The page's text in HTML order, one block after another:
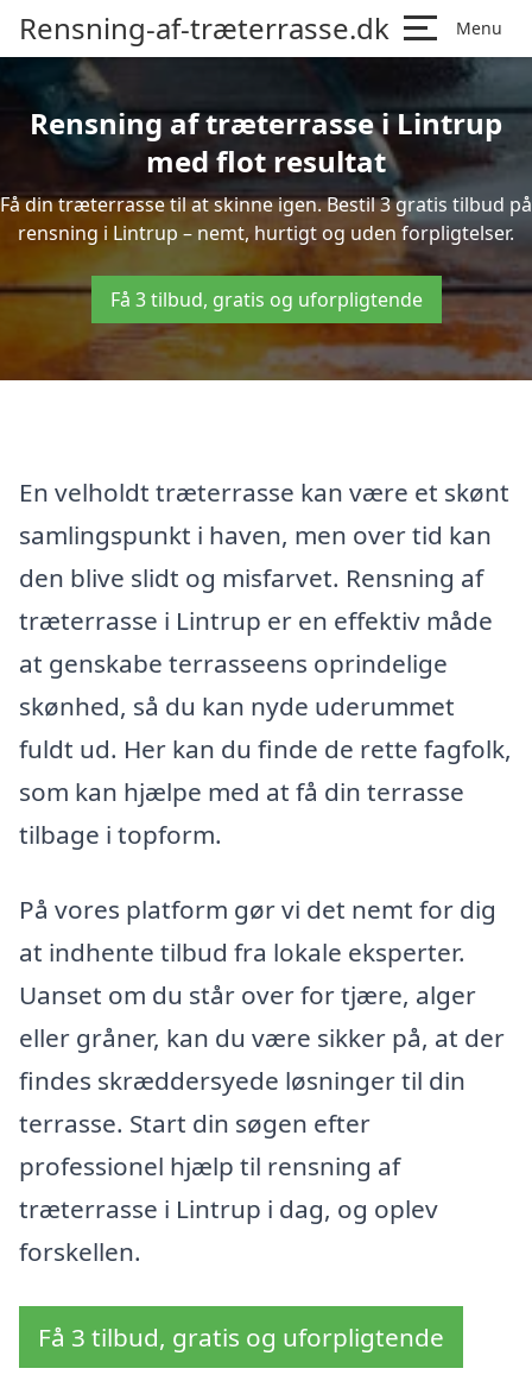
Rensning-af-træterrasse.dk Menu
Rensning af træterrasse i Lintrup
med flot resultat
Få din træterrasse til at skinne igen. Bestil 3 gratis tilbud på
rensning i Lintrup – nemt, hurtigt og uden forpligtelser.
Få 3 tilbud, gratis og uforpligtende
En velholdt træterrasse kan være et skønt
samlingspunkt i haven, men over tid kan
den blive slidt og misfarvet. Rensning af
træterrasse i Lintrup er en effektiv måde
at genskabe terrasseens oprindelige
skønhed, så du kan nyde uderummet
fuldt ud. Her kan du finde de rette fagfolk,
som kan hjælpe med at få din terrasse
tilbage i topform.
På vores platform gør vi det nemt for dig
at indhente tilbud fra lokale eksperter.
Uanset om du står over for tjære, alger
eller gråner, kan du være sikker på, at der
findes skræddersyede løsninger til din
terrasse. Start din søgen efter
professionel hjælp til rensning af
træterrasse i Lintrup i dag, og oplev
forskellen.
Få 3 tilbud, gratis og uforpligtende